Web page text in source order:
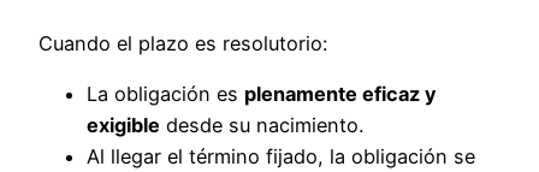
Cuando el plazo es resolutorio:
La obligación es plenamente eficaz y
exigible desde su nacimiento.
Al llegar el término fijado, la obligación se